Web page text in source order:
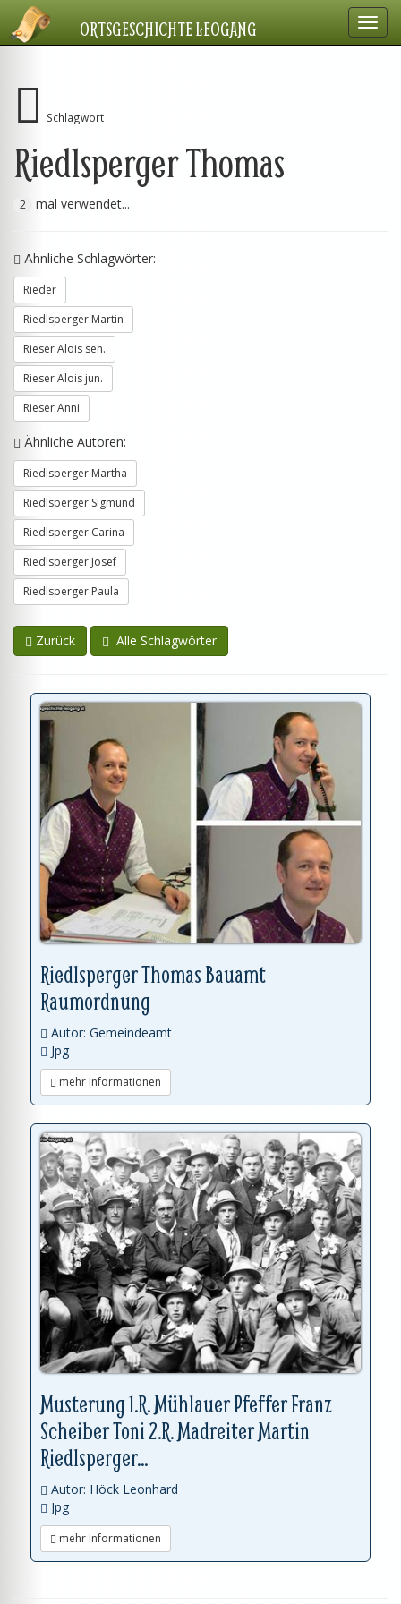
ORTSGESCHICHTE LEOGANG
Schlagwort
Riedlsperger Thomas
2 mal verwendet...
Ähnliche Schlagwörter:
Rieder
Riedlsperger Martin
Rieser Alois sen.
Rieser Alois jun.
Rieser Anni
Ähnliche Autoren:
Riedlsperger Martha
Riedlsperger Sigmund
Riedlsperger Carina
Riedlsperger Josef
Riedlsperger Paula
Zurück Alle Schlagwörter
Riedlsperger Thomas Bauamt
Raumordnung
Autor: Gemeindeamt
Jpg
mehr Informationen
Musterung 1.R. Mühlauer Pfeffer Franz
Scheiber Toni 2.R. Madreiter Martin
Riedlsperger...
Autor: Höck Leonhard
Jpg
mehr Informationen